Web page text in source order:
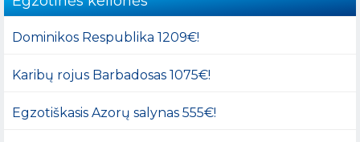
Dominikos Respublika 1209€!
Karibų rojus Barbadosas 1075€!
Egzotiškasis Azorų salynas 555€!